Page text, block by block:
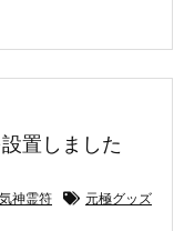
置しました
神霊符 元極グッズ